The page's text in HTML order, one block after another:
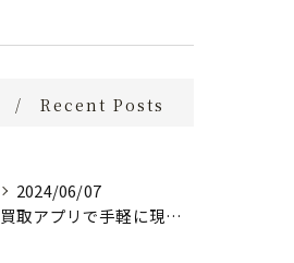
Recent Posts
2024/06/07
買取アプリで手軽に現金化！あなたの不要品が宝物に変わる方法とは？